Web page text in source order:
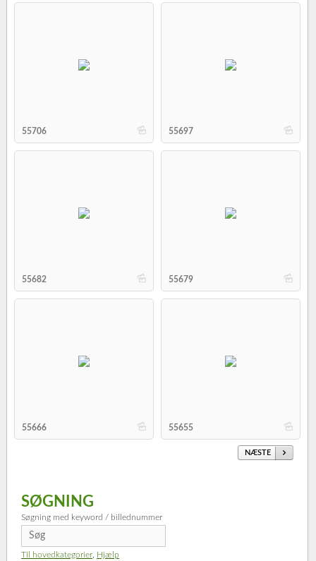
b
55706 b
55697
b
55682 b
55679
b
55666 b
55655
NÆSTE
SØGNING
Søgning med keyword / billednummer
Til hovedkategorier Hjælp